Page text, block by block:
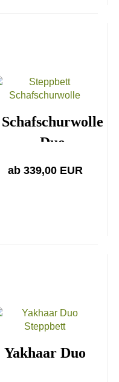
Schafschurwolle
Duo
ab 339,00 EUR
Yakhaar Duo